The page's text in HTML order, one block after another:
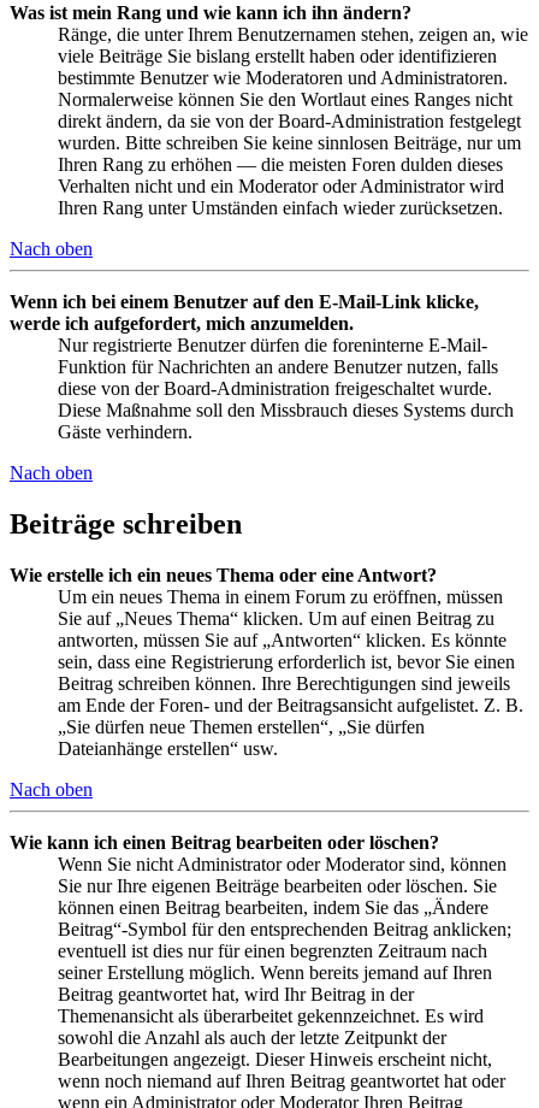
Was ist mein Rang und wie kann ich ihn ändern?
Ränge, die unter Ihrem Benutzernamen stehen, zeigen an, wie
viele Beiträge Sie bislang erstellt haben oder identifizieren
bestimmte Benutzer wie Moderatoren und Administratoren.
Normalerweise können Sie den Wortlaut eines Ranges nicht
direkt ändern, da sie von der Board-Administration festgelegt
wurden. Bitte schreiben Sie keine sinnlosen Beiträge, nur um
Ihren Rang zu erhöhen — die meisten Foren dulden dieses
Verhalten nicht und ein Moderator oder Administrator wird
Ihren Rang unter Umständen einfach wieder zurücksetzen.
Nach oben
Wenn ich bei einem Benutzer auf den E-Mail-Link klicke,
werde ich aufgefordert, mich anzumelden.
Nur registrierte Benutzer dürfen die foreninterne E-Mail-
Funktion für Nachrichten an andere Benutzer nutzen, falls
diese von der Board-Administration freigeschaltet wurde.
Diese Maßnahme soll den Missbrauch dieses Systems durch
Gäste verhindern.
Nach oben
Beiträge schreiben
Wie erstelle ich ein neues Thema oder eine Antwort?
Um ein neues Thema in einem Forum zu eröffnen, müssen
Sie auf „Neues Thema“ klicken. Um auf einen Beitrag zu
antworten, müssen Sie auf „Antworten“ klicken. Es könnte
sein, dass eine Registrierung erforderlich ist, bevor Sie einen
Beitrag schreiben können. Ihre Berechtigungen sind jeweils
am Ende der Foren- und der Beitragsansicht aufgelistet. Z. B.
„Sie dürfen neue Themen erstellen“, „Sie dürfen
Dateianhänge erstellen“ usw.
Nach oben
Wie kann ich einen Beitrag bearbeiten oder löschen?
Wenn Sie nicht Administrator oder Moderator sind, können
Sie nur Ihre eigenen Beiträge bearbeiten oder löschen. Sie
können einen Beitrag bearbeiten, indem Sie das „Ändere
Beitrag“-Symbol für den entsprechenden Beitrag anklicken;
eventuell ist dies nur für einen begrenzten Zeitraum nach
seiner Erstellung möglich. Wenn bereits jemand auf Ihren
Beitrag geantwortet hat, wird Ihr Beitrag in der
Themenansicht als überarbeitet gekennzeichnet. Es wird
sowohl die Anzahl als auch der letzte Zeitpunkt der
Bearbeitungen angezeigt. Dieser Hinweis erscheint nicht,
wenn noch niemand auf Ihren Beitrag geantwortet hat oder
wenn ein Administrator oder Moderator Ihren Beitrag